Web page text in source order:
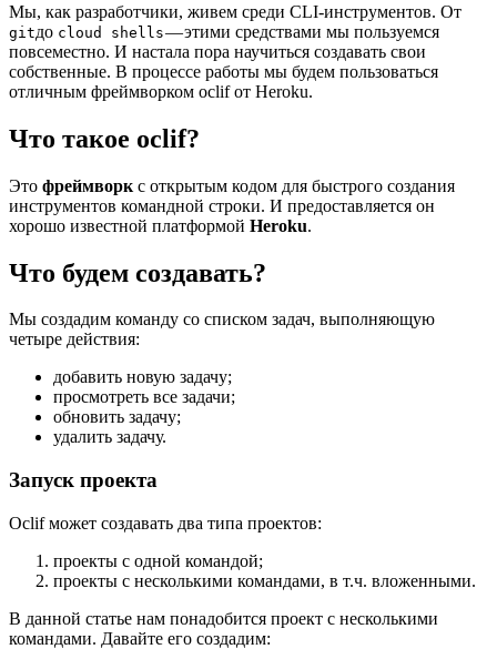
Мы, как разработчики, живем среди CLI-инструментов. От
gitдо cloud shells— этими средствами мы пользуемся
повсеместно. И настала пора научиться создавать свои
собственные. В процессе работы мы будем пользоваться
отличным фреймворком oclif от Heroku.
Что такое oclif?
Это фреймворк с открытым кодом для быстрого создания
инструментов командной строки. И предоставляется он
хорошо известной платформой Heroku.
Что будем создавать?
Мы создадим команду со списком задач, выполняющую
четыре действия:
добавить новую задачу;
просмотреть все задачи;
обновить задачу;
удалить задачу.
Запуск проекта
Oclif может создавать два типа проектов:
проекты с одной командой;
проекты с несколькими командами, в т.ч. вложенными.
В данной статье нам понадобится проект с несколькими
командами. Давайте его создадим: